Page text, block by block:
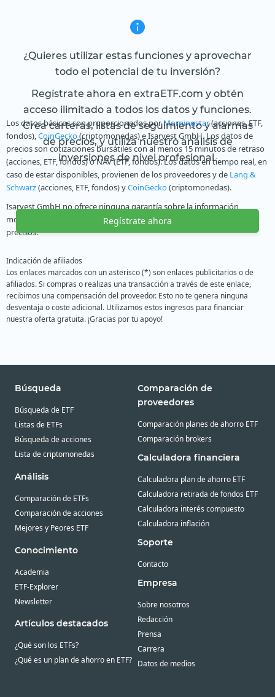
¿Quieres utilizar estas funciones y aprovechar
todo el potencial de tu inversión?
Regístrate ahora en extraETF.com y obtén
acceso ilimitado a todos los datos y funciones.
Crea carteras, listas de seguimiento y alarmas
de precios, y utiliza nuestro análisis de
inversiones de nivel profesional.
Regístrate ahora
Los datos básicos son proporcionados porMorningstar(acciones, ETF,
fondos),CoinGecko(criptomonedas) e Isarvest GmbH. Los datos de
precios son cotizaciones bursátiles con al menos 15 minutos de retraso
(acciones, ETF, fondos) o NAV (ETF, fondos). Los datos en tiempo real, en
caso de estar disponibles, provienen de los proveedores y de Lang &
Schwarz(acciones, ETF, fondos) yCoinGecko(criptomonedas).
Isarvest GmbH no ofrece ninguna garantía sobre la información
mostrada y no puede garantizar que los datos sean completos y
precisos.
Indicación de afiliados
Los enlaces marcados con un asterisco (*) son enlaces publicitarios o de
afiliados. Si compras o realizas una transacción a través de este enlace,
recibimos una compensación del proveedor. Esto no te genera ninguna
desventaja o coste adicional. Utilizamos estos ingresos para financiar
nuestra oferta gratuita. ¡Gracias por tu apoyo!
Búsqueda
Búsqueda de ETF
Listas de ETFs
Búsqueda de acciones
Lista de criptomonedas
Análisis
Comparación de ETFs
Comparación de acciones
Mejores y Peores ETF
Conocimiento
Academia
ETF-Explorer
Newsletter
Artículos destacados
¿Qué son los ETFs?
¿Qué es un plan de ahorro en ETF?
Comparación de
proveedores
Comparación planes de ahorro ETF
Comparación brokers
Calculadora financiera
Calculadora plan de ahorro ETF
Calculadora retirada de fondos ETF
Calculadora interés compuesto
Calculadora inflación
Soporte
Contacto
Empresa
Sobre nosotros
Redacción
Prensa
Carrera
Datos de medios